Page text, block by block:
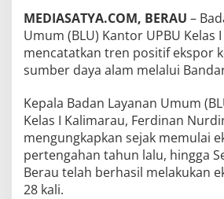
MEDIASATYA.COM, BERAU –
Umum (BLU) Kantor UPBU Kelas
mencatatkan tren positif ekspor
sumber daya alam melalui
Kepala Badan Layanan Umum
Kelas I Kalimarau, Ferdinan
mengungkapkan sejak memulai
pertengahan tahun lalu, hingga
Berau telah berhasil melakukan
28 kali.